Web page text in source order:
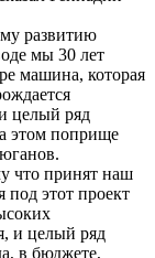
развитию
мы 30 лет
машина, которая
целый ряд
этом поприще
что принят наш
этот проект
и целый ряд
в бюджете,